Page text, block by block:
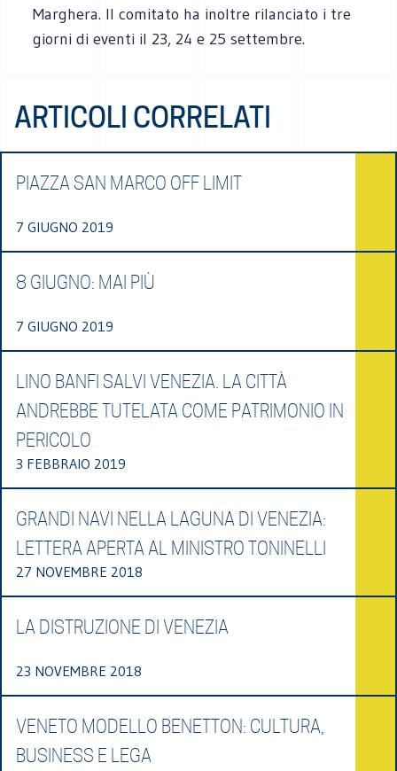
Marghera. Il comitato ha inoltre rilanciato i tre
giorni di eventi il 23, 24 e 25 settembre.
ARTICOLI CORRELATI
PIAZZA SAN MARCO OFF LIMIT
7 GIUGNO 2019
8 GIUGNO: MAI PIÙ
7 GIUGNO 2019
LINO BANFI SALVI VENEZIA. LA CITTÀ
ANDREBBE TUTELATA COME PATRIMONIO IN
PERICOLO
3 FEBBRAIO 2019
GRANDI NAVI NELLA LAGUNA DI VENEZIA:
LETTERA APERTA AL MINISTRO TONINELLI
27 NOVEMBRE 2018
LA DISTRUZIONE DI VENEZIA
23 NOVEMBRE 2018
VENETO MODELLO BENETTON: CULTURA,
BUSINESS E LEGA